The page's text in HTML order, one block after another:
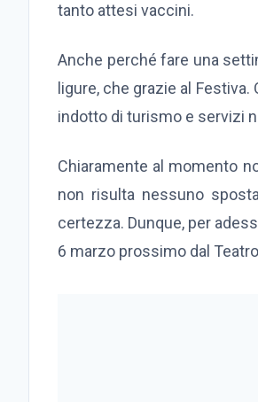
tanto attesi vaccini.
Anche perché fare una
ligure, che grazie al
indotto di turismo e servizi
Chiaramente al momento
non risulta nessuno
certezza. Dunque, per
6 marzo prossimo dal